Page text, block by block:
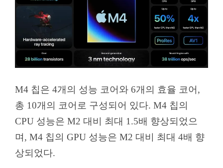
M4 칩은 4개의 성능 코어와 6개의 효율 코어,
총 10개의 코어로 구성되어 있다. M4 칩의
CPU 성능은 M2 대비 최대 1.5배 향상되었으
며, M4 칩의 GPU 성능은 M2 대비 최대 4배 향
상되었다.